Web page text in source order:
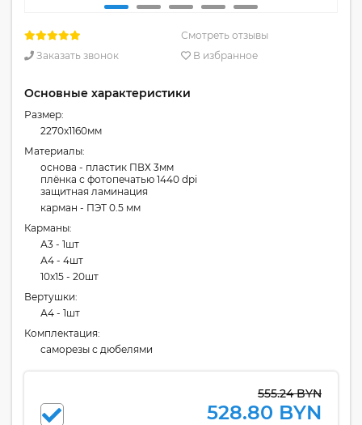
Смотреть отзывы
Заказать звонок
В избранное
Основные характеристики
Размер:
2270x1160мм
Материалы:
основа - пластик ПВХ 3мм
плёнка с фотопечатью 1440 dpi
защитная ламинация
карман - ПЭТ 0.5 мм
Карманы:
А3 - 1шт
А4 - 4шт
10x15 - 20шт
Вертушки:
А4 - 1шт
Комплектация:
cаморезы с дюбелями
555.24 BYN
528.80 BYN